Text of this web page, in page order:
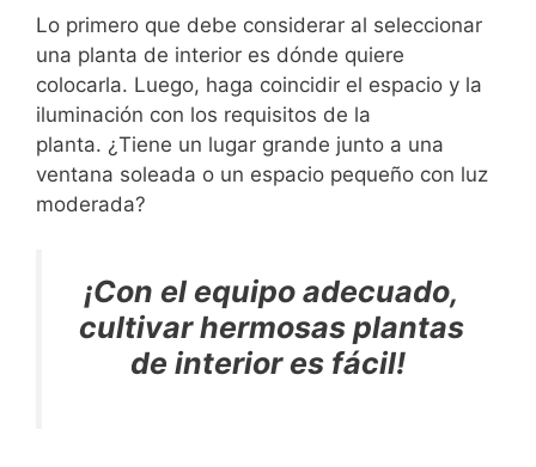
Lo primero que debe considerar al seleccionar
una planta de interior es dónde quiere
colocarla. Luego, haga coincidir el espacio y la
iluminación con los requisitos de la
planta. ¿Tiene un lugar grande junto a una
ventana soleada o un espacio pequeño con luz
moderada?
¡Con el equipo adecuado,
cultivar hermosas plantas
de interior es fácil!